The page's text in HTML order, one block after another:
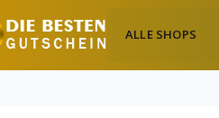
ALLE SHOPS